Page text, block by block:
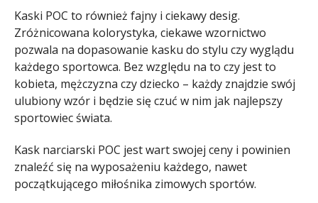
Kaski POC to również fajny i ciekawy desig.
Zróżnicowana kolorystyka, ciekawe wzornictwo
pozwala na dopasowanie kasku do stylu czy wyglądu
każdego sportowca. Bez względu na to czy jest to
kobieta, mężczyzna czy dziecko – każdy znajdzie swój
ulubiony wzór i będzie się czuć w nim jak najlepszy
sportowiec świata.
Kask narciarski POC jest wart swojej ceny i powinien
znaleźć się na wyposażeniu każdego, nawet
początkującego miłośnika zimowych sportów.